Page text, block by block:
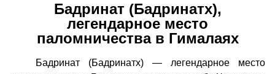
Бадринат (Бадринатх),
легендарное место
паломничества в Гималаях
Бадринат (Бадринатх) — легендарное место